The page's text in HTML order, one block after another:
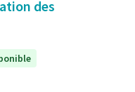
des